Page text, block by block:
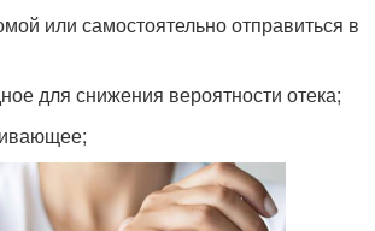
или самостоятельно отправиться в
для снижения вероятности отека;